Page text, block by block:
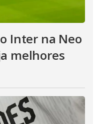
Inter na Neo
melhores